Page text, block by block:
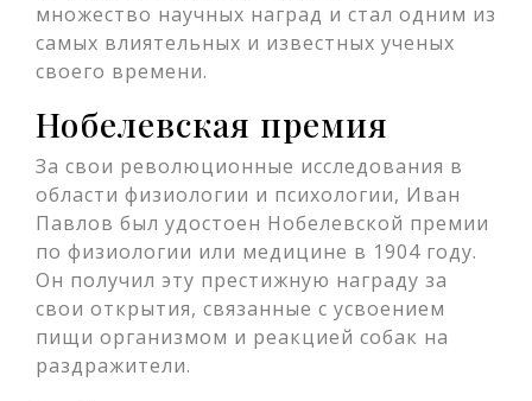
множество научных наград и стал одним из
самых влиятельных и известных ученых
своего времени.
Нобелевская премия
За свои революционные исследования в
области физиологии и психологии, Иван
Павлов был удостоен Нобелевской премии
по физиологии или медицине в 1904 году.
Он получил эту престижную награду за
свои открытия, связанные с усвоением
пищи организмом и реакцией собак на
раздражители.